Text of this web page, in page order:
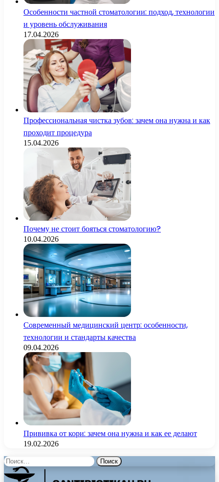
Особенности частной стоматологии: подход, технологии
и уровень обслуживания
17.04.2026
Профессиональная чистка зубов: зачем она нужна и как
проходит процедура
15.04.2026
Почему не стоит бояться стоматологию?
10.04.2026
Современный медицинский центр: особенности,
технологии и стандарты качества
09.04.2026
Прививка от кори: зачем она нужна и как ее делают
19.02.2026
Найти: